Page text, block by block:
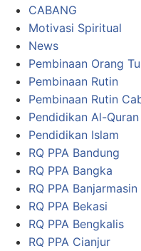
CABANG
Motivasi Spiritual
News
Pembinaan Orang
Pembinaan Rutin
Pembinaan Rutin
Pendidikan Al-Quran
Pendidikan Islam
RQ PPA Bandung
RQ PPA Bangka
RQ PPA Banjarmasin
RQ PPA Bekasi
RQ PPA Bengkalis
RQ PPA Cianjur